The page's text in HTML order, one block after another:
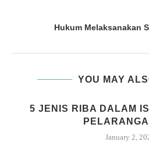
Hukum Melaksanakan
YOU MAY
5 JENIS RIBA DALAM
January 2,